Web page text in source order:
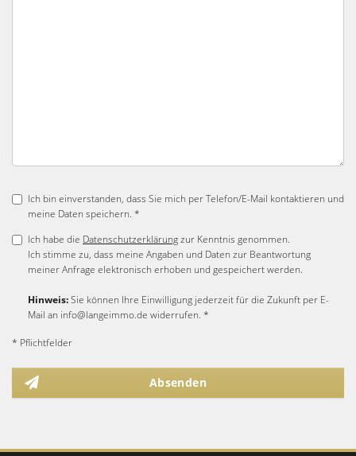
Ich bin einverstanden, dass Sie mich per Telefon/E-Mail kontaktieren und
meine Daten speichern. *
Ich habe die Datenschutzerklärungzur Kenntnis genommen.
Ich stimme zu, dass meine Angaben und Daten zur Beantwortung
meiner Anfrage elektronisch erhoben und gespeichert werden.
Hinweis:Sie können Ihre Einwilligung jederzeit für die Zukunft per E-
Mail an info@langeimmo.de widerrufen. *
* Pflichtfelder
Absenden